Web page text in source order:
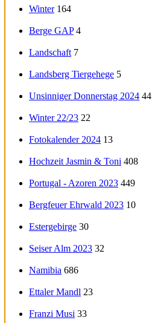
Winter 164
Berge GAP 4
Landschaft 7
Landsberg Tiergehege 5
Unsinniger Donnerstag 2024 44
Winter 22/23 22
Fotokalender 2024 13
Hochzeit Jasmin & Toni 408
Portugal - Azoren 2023 449
Bergfeuer Ehrwald 2023 10
Estergebirge 30
Seiser Alm 2023 32
Namibia 686
Ettaler Mandl 23
Franzi Musi 33